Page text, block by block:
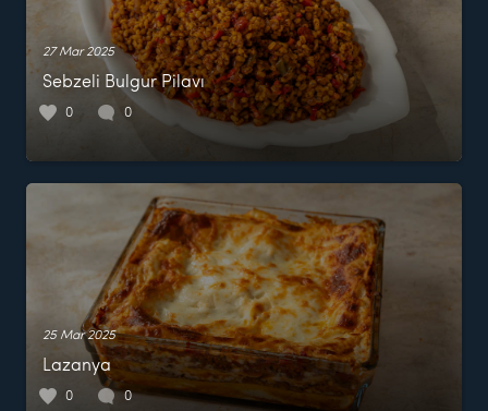
27 Mar 2025
Sebzeli Bulgur Pilavı
0 0
25 Mar 2025
Lazanya
0 0